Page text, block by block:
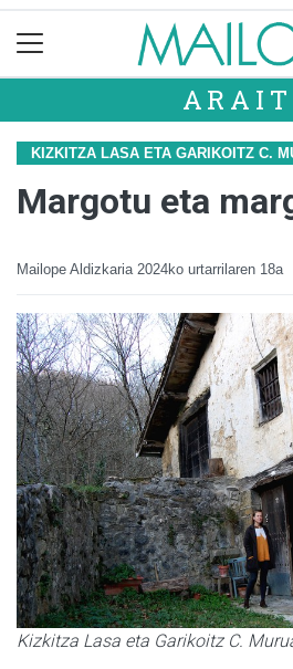
KIZKITZA LASA ETA GARIKOITZ C.
Margotu eta
Mailope Aldizkaria 2024ko urtarrilaren 18a
Kizkitza Lasa eta Garikoitz C.